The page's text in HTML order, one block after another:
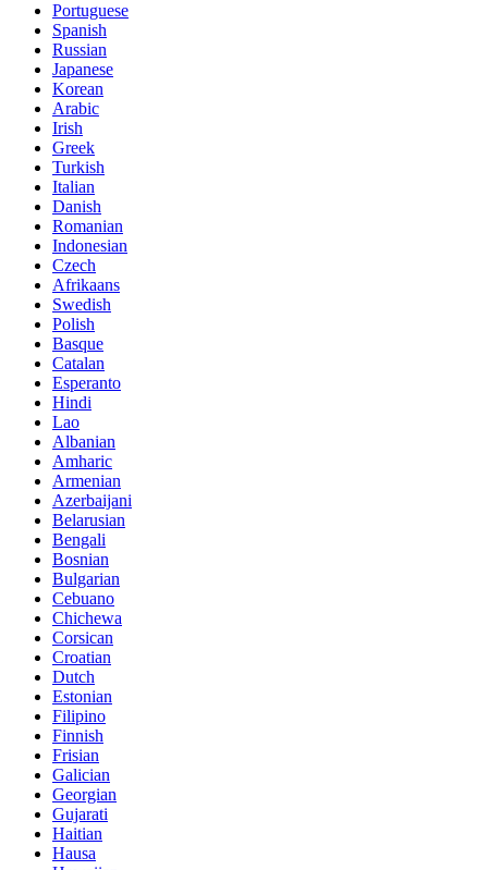
Portuguese
Spanish
Russian
Japanese
Korean
Arabic
Irish
Greek
Turkish
Italian
Danish
Romanian
Indonesian
Czech
Afrikaans
Swedish
Polish
Basque
Catalan
Esperanto
Hindi
Lao
Albanian
Amharic
Armenian
Azerbaijani
Belarusian
Bengali
Bosnian
Bulgarian
Cebuano
Chichewa
Corsican
Croatian
Dutch
Estonian
Filipino
Finnish
Frisian
Galician
Georgian
Gujarati
Haitian
Hausa